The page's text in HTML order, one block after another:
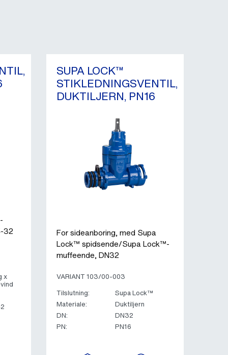
32
x
SUPA LOCK™
STIKLEDNINGSVENTIL,
DUKTILJERN, PN16
For sideanboring, med Supa
Lock™ spidsende/Supa Lock™-
muffeende, DN32
VARIANT 103/00-003
Tilslutning:
Supa Lock™
Materiale:
Duktiljern
DN:
DN32
PN:
PN16